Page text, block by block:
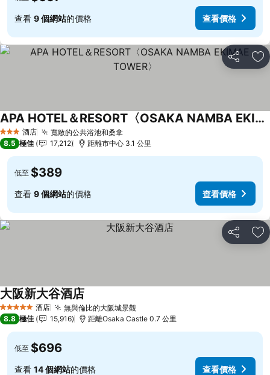
查看 9 個網站的價格 查看價格
分享 放
3 星級 酒店 寬敞的公共浴池和桑拿
APA HOTEL＆RESORT〈OSAKA NAMBA EKIMAE TOWER〉
8.5 極佳 17,212 距離市中心 3.1 公里
低至 $389
查看 9 個網站的價格 查看價格
分享 放
5 星級 酒店 無與倫比的大阪城景觀
大阪新大谷酒店
8.8 極佳 15,916 距離Osaka Castle 0.7 公里
低至 $696
查看 14 個網站的價格 查看價格